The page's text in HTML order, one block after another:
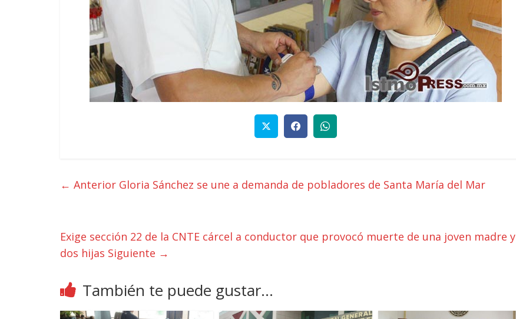
← Anterior Gloria Sánchez se une a demanda de pobladores de Santa María del Mar
Exige sección 22 de la CNTE cárcel a conductor que provocó muerte de una joven madre y
dos hijas Siguiente →
También te puede gustar...